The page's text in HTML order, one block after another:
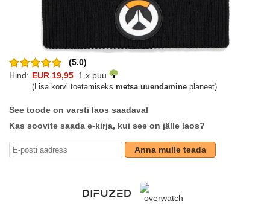
(5.0)
Hind: EUR 19,95 1 x puu
(Lisa korvi toetamiseks metsa uuendamine planeet)
See toode on varsti laos saadaval
Kas soovite saada e-kirja, kui see on jälle laos?
Anna mulle teada